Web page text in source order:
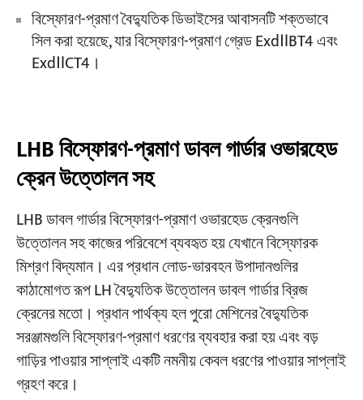
বিস্ফোরণ-প্রমাণ বৈদ্যুতিক ডিভাইসের আবাসনটি শক্তভাবে
সিল করা হয়েছে, যার বিস্ফোরণ-প্রমাণ গ্রেড ExdⅡBT4 এবং
ExdⅡCT4।
LHB বিস্ফোরণ-প্রমাণ ডাবল গার্ডার ওভারহেড
ক্রেন উত্তোলন সহ
LHB ডাবল গার্ডার বিস্ফোরণ-প্রমাণ ওভারহেড ক্রেনগুলি
উত্তোলন সহ কাজের পরিবেশে ব্যবহৃত হয় যেখানে বিস্ফোরক
মিশ্রণ বিদ্যমান। এর প্রধান লোড-ভারবহন উপাদানগুলির
কাঠামোগত রূপ LH বৈদ্যুতিক উত্তোলন ডাবল গার্ডার ব্রিজ
ক্রেনের মতো। প্রধান পার্থক্য হল পুরো মেশিনের বৈদ্যুতিক
সরঞ্জামগুলি বিস্ফোরণ-প্রমাণ ধরণের ব্যবহার করা হয় এবং বড়
গাড়ির পাওয়ার সাপ্লাই একটি নমনীয় কেবল ধরণের পাওয়ার সাপ্লাই
গ্রহণ করে।